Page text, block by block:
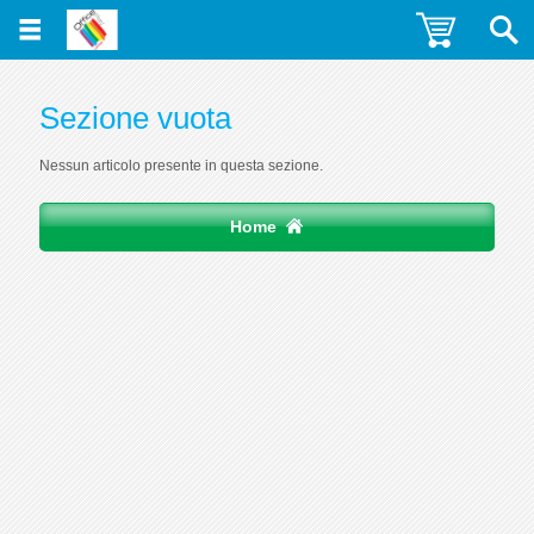
Sezione vuota
Nessun articolo presente in questa sezione.
Home